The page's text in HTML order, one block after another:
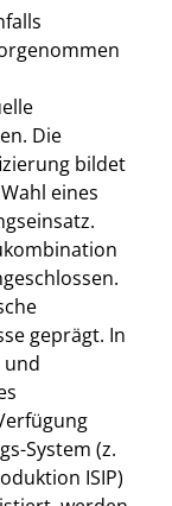
Die
bildet
eines
geprägt. In
und
System (z.
ISIP)